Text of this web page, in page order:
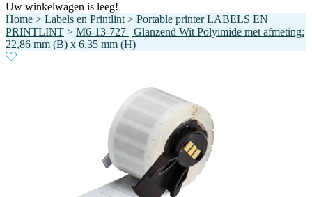
Uw winkelwagen is leeg!
Home > Labels en Printlint > Portable printer LABELS EN
PRINTLINT > M6-13-727 | Glanzend Wit Polyimide met afmeting:
22,86 mm (B) x 6,35 mm (H)